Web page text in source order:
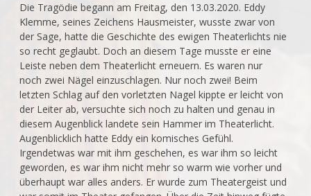
Die Tragödie begann am Freitag, den 13.03.2020. Eddy
Klemme, seines Zeichens Hausmeister, wusste zwar von
der Sage, hatte die Geschichte des ewigen Theaterlichts nie
so recht geglaubt. Doch an diesem Tage musste er eine
Leiste neben dem Theaterlicht erneuern. Es waren nur
noch zwei Nägel einzuschlagen. Nur noch zwei! Beim
letzten Schlag auf den vorletzten Nagel kippte er leicht von
der Leiter ab, versuchte sich noch zu halten und genau in
diesem Augenblick landete sein Hammer im Theaterlicht.
Augenblicklich hatte Eddy ein komisches Gefühl.
Irgendetwas war mit ihm geschehen, es war ihm so leicht
geworden, es war ihm nicht mehr so warm wie vorher und
überhaupt war alles anders. Er wurde zum Theatergeist und